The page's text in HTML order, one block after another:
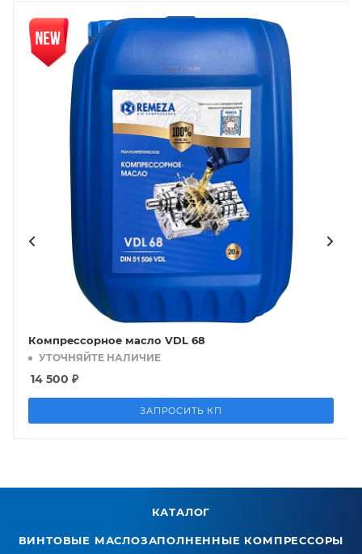
Компрессорное масло VDL 68
УТОЧНЯЙТЕ НАЛИЧИЕ
14 500 ₽
ЗАПРОСИТЬ КП
Новинка
КАТАЛОГ
ВИНТОВЫЕ МАСЛОЗАПОЛНЕННЫЕ КОМПРЕССОРЫ